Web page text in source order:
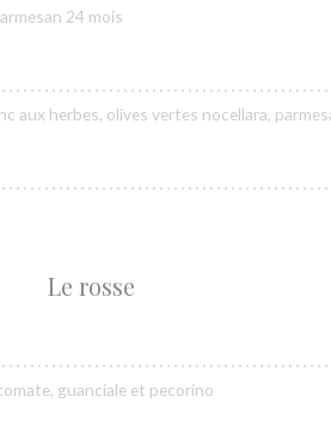
24 mois
aux herbes, olives vertes nocellara,
Le rosse
guanciale et pecorino